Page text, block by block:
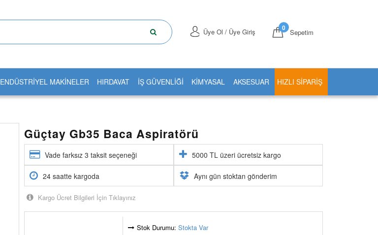
Sepetim
0
Üye Ol / Üye Giriş
ENDÜSTRİYEL MAKİNELER HIRDAVAT İŞ GÜVENLİĞİ KİMYASAL AKSESUAR HIZLI SIPARIŞ
Güçtay Gb35 Baca Aspiratörü
Vade farksız 3 taksit seçeneği 5000 TL üzeri ücretsiz kargo
24 saatte kargoda Aynı gün stoktan gönderim
Kargo Ücret Bilgileri İçin Tıklayınız
Stok Durumu: Stokta Var